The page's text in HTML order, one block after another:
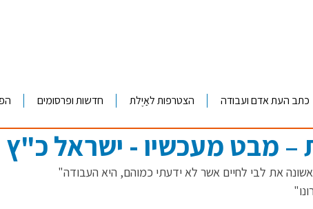
כתב העת אדם ועבודה הצטרפות לאַיֶלת חדשות ופרסומים
– מבט מעכשיו - ישראל כ"ץ
את לבי לחיים אשר לא ידעתי כמוהם, היא העבודה"